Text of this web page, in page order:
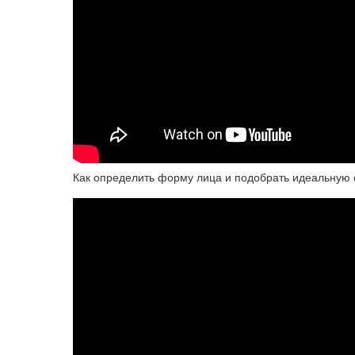
Как определить форму лица и подобрать идеальную